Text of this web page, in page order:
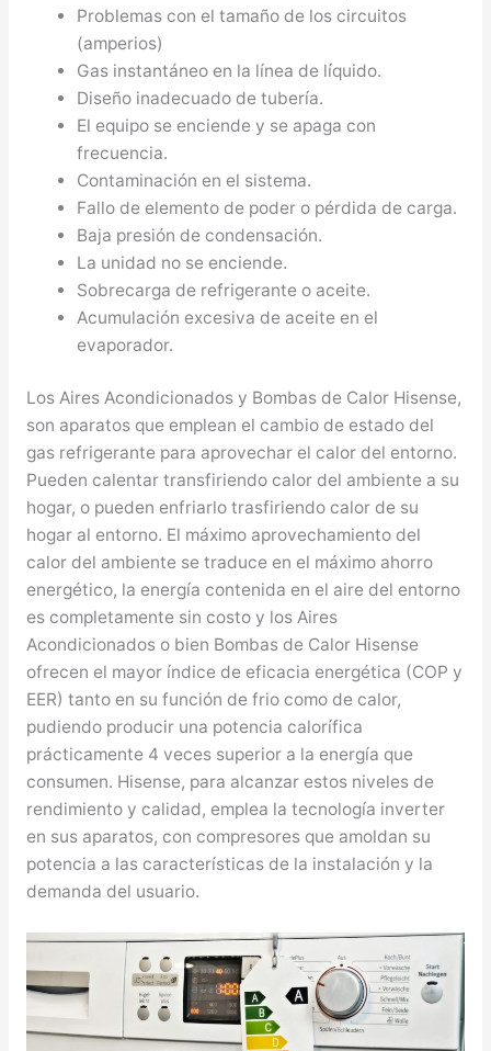
Problemas con el tamaño de los circuitos
(amperios)
Gas instantáneo en la línea de líquido.
Diseño inadecuado de tubería.
El equipo se enciende y se apaga con
frecuencia.
Contaminación en el sistema.
Fallo de elemento de poder o pérdida de carga.
Baja presión de condensación.
La unidad no se enciende.
Sobrecarga de refrigerante o aceite.
Acumulación excesiva de aceite en el
evaporador.
Los Aires Acondicionados y Bombas de Calor Hisense,
son aparatos que emplean el cambio de estado del
gas refrigerante para aprovechar el calor del entorno.
Pueden calentar transfiriendo calor del ambiente a su
hogar, o pueden enfriarlo trasfiriendo calor de su
hogar al entorno. El máximo aprovechamiento del
calor del ambiente se traduce en el máximo ahorro
energético, la energía contenida en el aire del entorno
es completamente sin costo y los Aires
Acondicionados o bien Bombas de Calor Hisense
ofrecen el mayor índice de eficacia energética (COP y
EER) tanto en su función de frio como de calor,
pudiendo producir una potencia calorífica
prácticamente 4 veces superior a la energía que
consumen. Hisense, para alcanzar estos niveles de
rendimiento y calidad, emplea la tecnología inverter
en sus aparatos, con compresores que amoldan su
potencia a las características de la instalación y la
demanda del usuario.